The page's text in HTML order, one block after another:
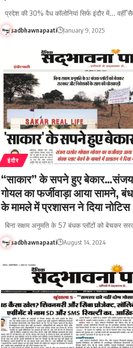
प्रदेश की 30% वैध कॉलोनियां सिर्फ इंदौर में... वहीँ
sadbhawnapaati January 9, 2025
इंदौर
“साकार” के सपने हुए बेकार…संजय
गोयल का फर्जीवाड़ा आया सामने,
के मामले में प्रशासन ने दिया नोटिस
बिना सक्षम अनुमति के 57 बंधक प्लॉटों को बेचकर
sadbhawnapaati August 14, 2024